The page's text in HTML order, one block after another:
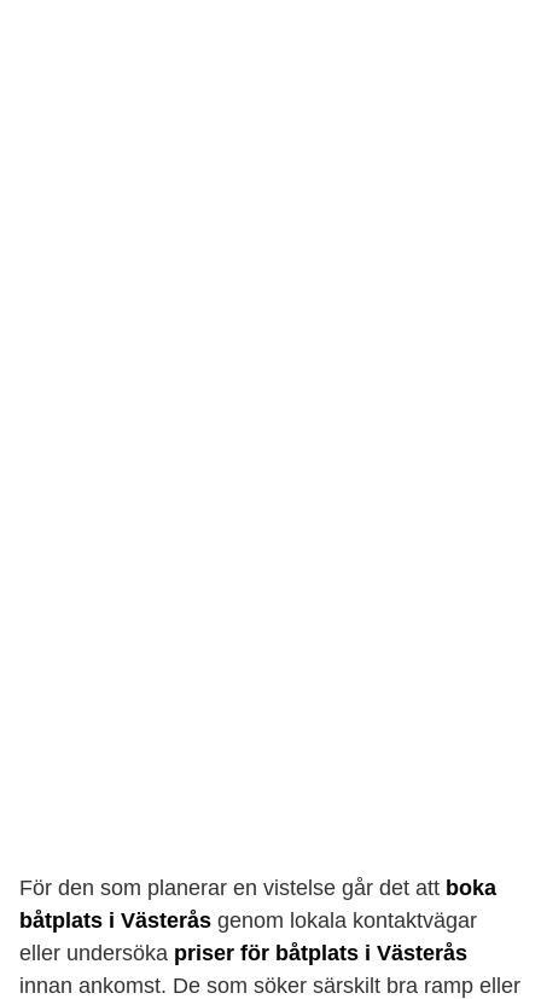
För den som planerar en vistelse går det att boka
båtplats i Västerås genom lokala kontaktvägar
eller undersöka priser för båtplats i Västerås
innan ankomst. De som söker särskilt bra ramp eller